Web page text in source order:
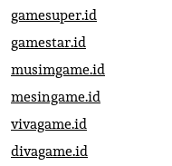
gamesuper.id
gamestar.id
musimgame.id
mesingame.id
vivagame.id
divagame.id